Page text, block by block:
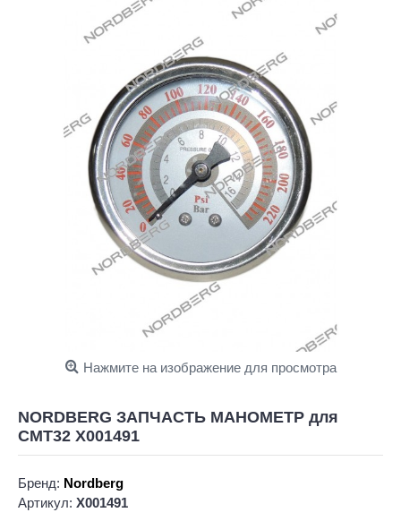
Нажмите на изображение для просмотра
NORDBERG ЗАПЧАСТЬ МАНОМЕТР для
CMT32 X001491
Бренд: Nordberg
Артикул: X001491